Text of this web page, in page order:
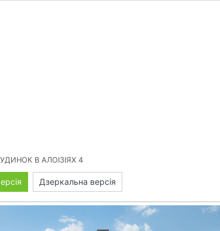
В АЛОІЗІЯХ 4
Дзеркальна версія